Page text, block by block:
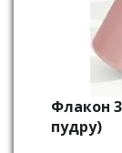
Флакон
пудру)